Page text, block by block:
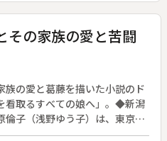
の家族の愛と苦闘
の愛と葛藤を描いた小説のド
看取るすべての娘へ」。◆新潟
倫子（浅野ゆう子）は、東京に
という連絡を受ける。検査の結